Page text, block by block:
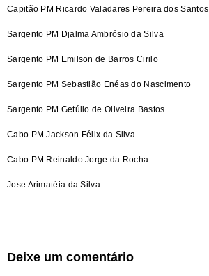
Capitão PM Ricardo Valadares Pereira dos Santos
Sargento PM Djalma Ambrósio da Silva
Sargento PM Emilson de Barros Cirilo
Sargento PM Sebastião Enéas do Nascimento
Sargento PM Getúlio de Oliveira Bastos
Cabo PM Jackson Félix da Silva
Cabo PM Reinaldo Jorge da Rocha
Jose Arimatéia da Silva
Deixe um comentário